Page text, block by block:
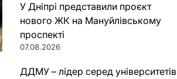
У Дніпрі представили проєкт
нового ЖК на Мануйлівському
проспекті
07.08.2026
ДДМУ – лідер серед університетів